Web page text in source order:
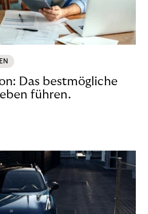
Das bestmögliche
führen.